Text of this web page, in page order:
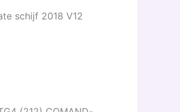
schijf 2018 V12